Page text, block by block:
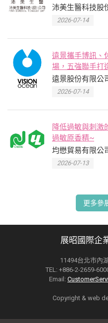
沛美生醫科技股
2026-07-14
遠景攜手博訊、
場，五強聯手打
遠景股份有限公
2026-07-14
降低過敏與刺激
過敏原香精~
均懋貿易有限公
2026-07-13
更多參
展昭國際企
11494台北市內
TEL: +886-2-2659-
Email:
Copyright & web